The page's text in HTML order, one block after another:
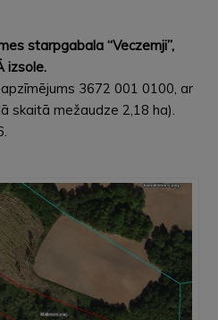
starpgabala “Veczemji”,
izsole.
3672 001 0100, ar
skaitā mežaudze 2,18 ha).